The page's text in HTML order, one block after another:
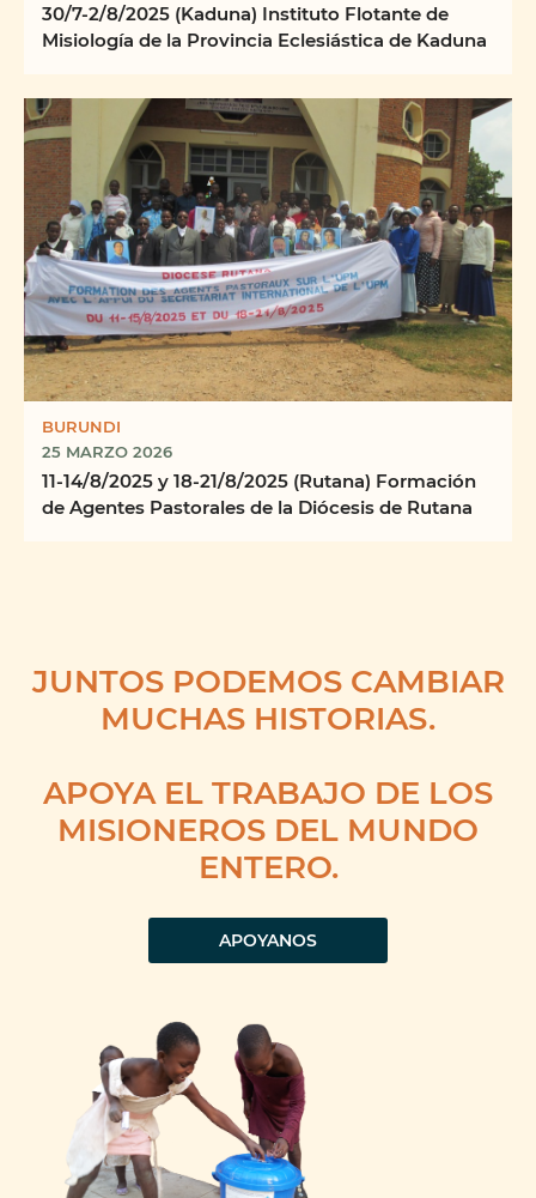
30/7-2/8/2025 (Kaduna) Instituto Flotante de
Misiología de la Provincia Eclesiástica de Kaduna
BURUNDI
25 MARZO 2026
11-14/8/2025 y 18-21/8/2025 (Rutana) Formación
de Agentes Pastorales de la Diócesis de Rutana
JUNTOS PODEMOS CAMBIAR
MUCHAS HISTORIAS.
APOYA EL TRABAJO DE LOS
MISIONEROS DEL MUNDO
ENTERO.
APOYANOS